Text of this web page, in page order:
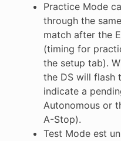
Practice Mode
through the
match after the
(timing for
the setup tab).
the DS will flash
indicate a
Autonomous or
A-Stop).
Test Modeest un